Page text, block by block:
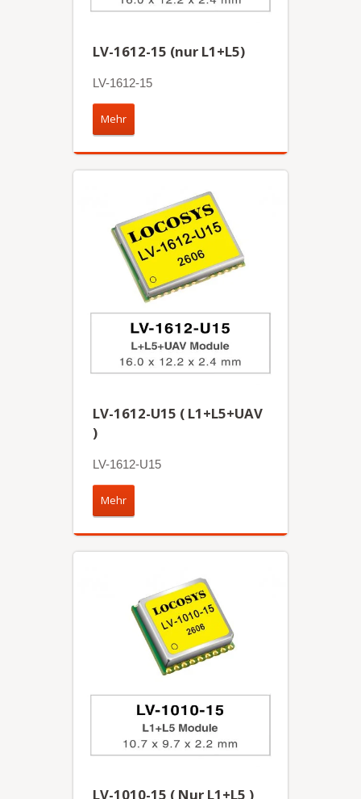
LV-1612-15 (nur L1+L5)
LV-1612-15
Mehr
LV-1612-U15 ( L1+L5+UAV
)
LV-1612-U15
Mehr
LV-1010-15 ( Nur L1+L5 )